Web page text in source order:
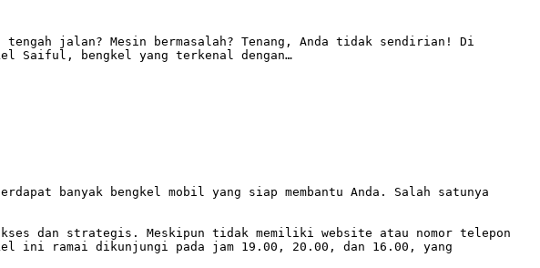
jalan? Mesin bermasalah? Tenang, Anda tidak sendirian! Di
Saiful, bengkel yang terkenal dengan…
banyak bengkel mobil yang siap membantu Anda. Salah satunya
dan strategis. Meskipun tidak memiliki website atau nomor telepon
ini ramai dikunjungi pada jam 19.00, 20.00, dan 16.00, yang